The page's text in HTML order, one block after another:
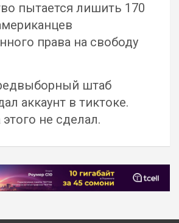
пытается лишить 170
права на свободу
штаб
аккаунт в тиктоке.
не сделал.